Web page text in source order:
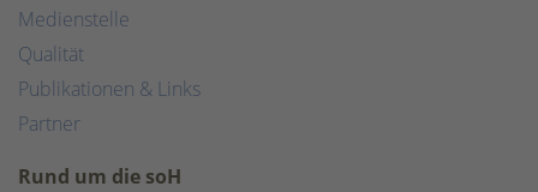
Medienstelle
Qualität
Publikationen & Links
Partner
Rund um die soH